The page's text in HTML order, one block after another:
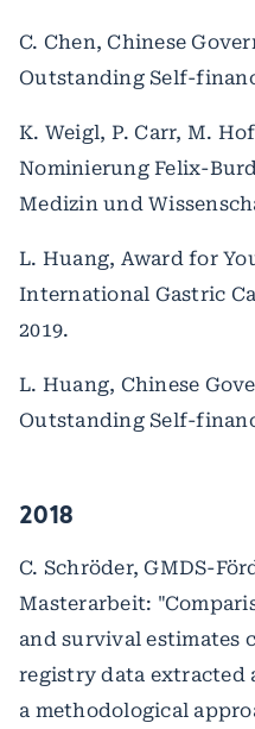
C. Chen, Chinese
Outstanding Self-
K. Weigl, P. Carr, M.
Nominierung Felix-
Medizin und
L. Huang, Award for
International Gastric
2019.
L. Huang, Chinese
Outstanding Self-
2018
C. Schröder, GMDS-
Masterarbeit:
and survival estimates
registry data extracted
a methodological